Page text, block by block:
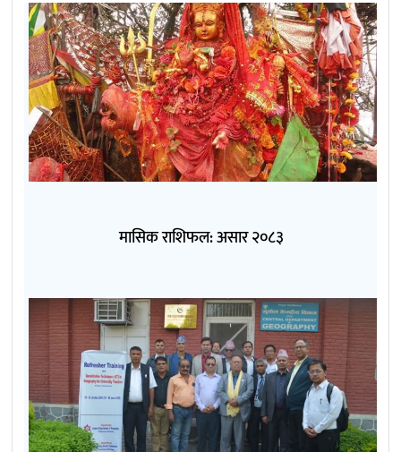
मासिक राशिफल: असार २०८३